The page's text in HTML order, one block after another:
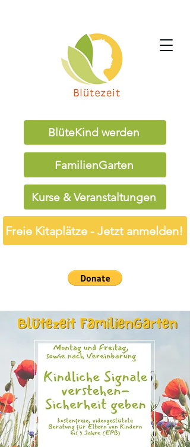
BlüteKind werden
FamilienGarten
Kurse & Veranstaltungen
Freie Kitaplätze - Jetzt anmelden!